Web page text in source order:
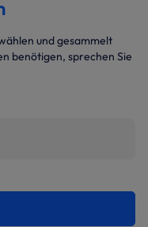
und gesammelt
benötigen, sprechen Sie